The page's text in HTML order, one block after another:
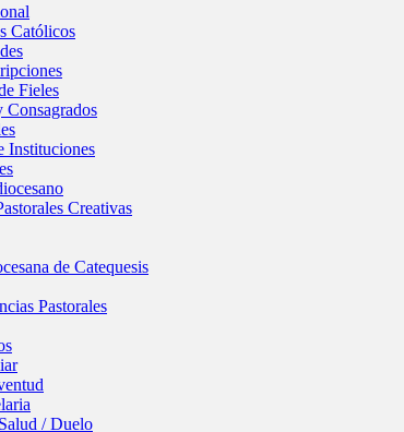
Católicos
Fieles
Consagrados
Instituciones
Creativas
de Catequesis
Pastorales
/ Duelo